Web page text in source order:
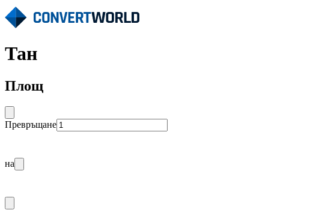
Тан
Площ
Превръщане
на